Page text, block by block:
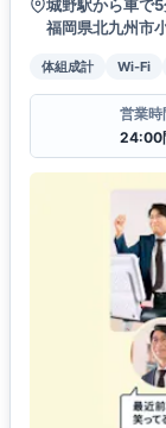
城野駅から車で
福岡県北九州市
体組成計 Wi-Fi
営業時
24:00